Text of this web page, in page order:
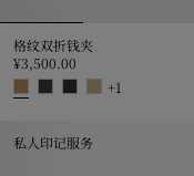
格纹双折钱夹
¥3,500.00
+1
私人印记服务